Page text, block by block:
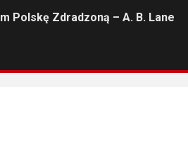
Polskę Zdradzoną – A. B. Lane